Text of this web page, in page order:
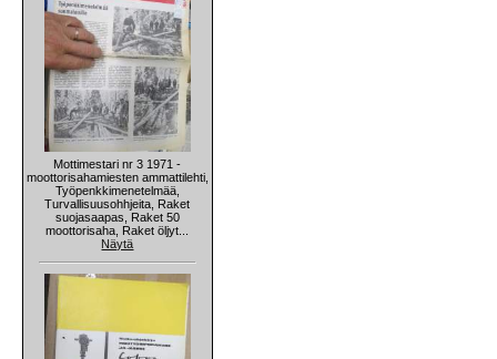
Mottimestari nr 3 1971 -
moottorisahamiesten ammattilehti,
Työpenkkimenetelmää,
Turvallisuusohhjeita, Raket
suojasaapas, Raket 50
moottorisaha, Raket öljyt...
Näytä